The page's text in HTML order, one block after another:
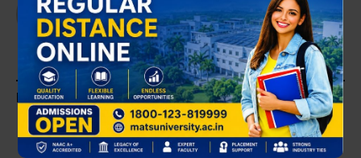
Website
KEEP READING